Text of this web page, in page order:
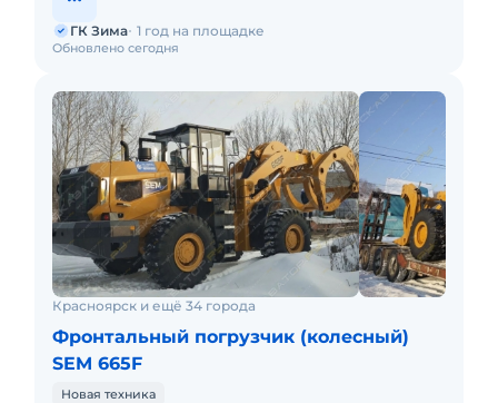
Обновлено сегодня
ГК Зима 1 год на площадке
Красноярск и ещё 34 города
Фронтальный погрузчик (колесный)
SEM 665F
Новая техника